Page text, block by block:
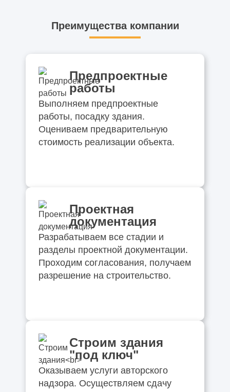
Преимущества компании
Предпроектные
работы
Выполняем предпроектные
работы, посадку здания.
Оцениваем предварительную
стоимость реализации объекта.
Проектная
документация
Разрабатываем все стадии и
разделы проектной документации.
Проходим согласования, получаем
разрешение на строительство.
Строим здания
"под ключ"
Оказываем услуги авторского
надзора. Осуществляем сдачу